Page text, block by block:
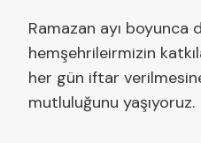
Ramazan ayı boyunca
hemşehrileirmizin
her gün iftar
mutluluğunu yaşıyoruz.